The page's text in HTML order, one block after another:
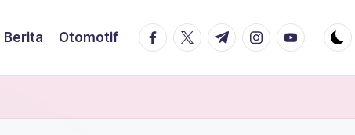
Berita Otomotif facebook.com
twitter.com
t.me instagram.com
youtube.com